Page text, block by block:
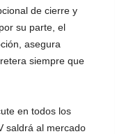
de cierre y
su parte, el
asegura
siempre que
en todos los
saldrá al mercado